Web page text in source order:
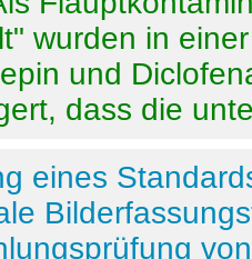
wurden in
und
dass die
eines